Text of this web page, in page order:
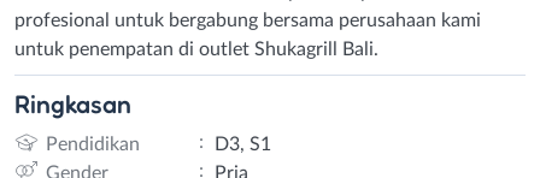
profesional untuk bergabung bersama perusahaan kami
untuk penempatan di outlet Shukagrill Bali.
Ringkasan
Pendidikan :
D3, S1
Gender
:
Pria